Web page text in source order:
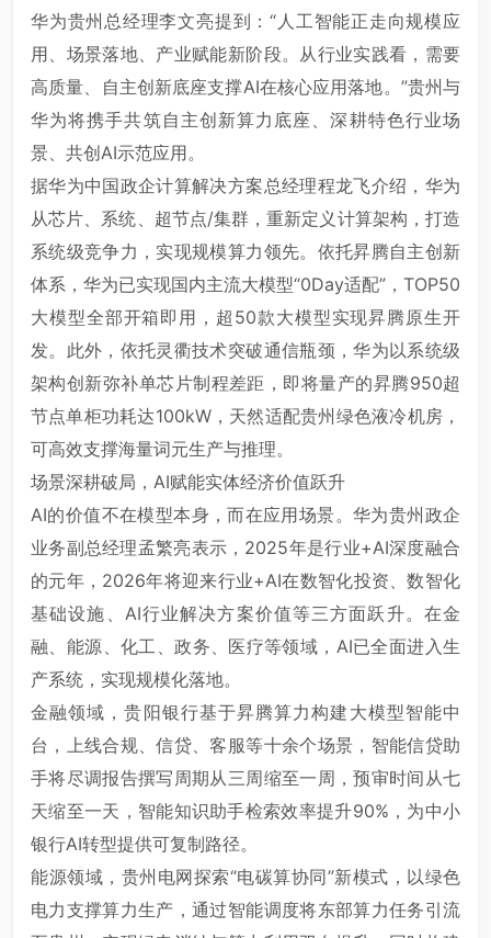
华为贵州总经理李文亮提到：“人工智能正走向规模应
用、场景落地、产业赋能新阶段。从行业实践看，需要
高质量、自主创新底座支撑AI在核心应用落地。”贵州与
华为将携手共筑自主创新算力底座、深耕特色行业场
景、共创AI示范应用。
据华为中国政企计算解决方案总经理程龙飞介绍，华为
从芯片、系统、超节点/集群，重新定义计算架构，打造
系统级竞争力，实现规模算力领先。依托昇腾自主创新
体系，华为已实现国内主流大模型“0Day适配”，TOP50
大模型全部开箱即用，超50款大模型实现昇腾原生开
发。此外，依托灵衢技术突破通信瓶颈，华为以系统级
架构创新弥补单芯片制程差距，即将量产的昇腾950超
节点单柜功耗达100kW，天然适配贵州绿色液冷机房，
可高效支撑海量词元生产与推理。
场景深耕破局，AI赋能实体经济价值跃升
AI的价值不在模型本身，而在应用场景。华为贵州政企
业务副总经理孟繁亮表示，2025年是行业+AI深度融合
的元年，2026年将迎来行业+AI在数智化投资、数智化
基础设施、AI行业解决方案价值等三方面跃升。在金
融、能源、化工、政务、医疗等领域，AI已全面进入生
产系统，实现规模化落地。
金融领域，贵阳银行基于昇腾算力构建大模型智能中
台，上线合规、信贷、客服等十余个场景，智能信贷助
手将尽调报告撰写周期从三周缩至一周，预审时间从七
天缩至一天，智能知识助手检索效率提升90%，为中小
银行AI转型提供可复制路径。
能源领域，贵州电网探索“电碳算协同”新模式，以绿色
电力支撑算力生产，通过智能调度将东部算力任务引流